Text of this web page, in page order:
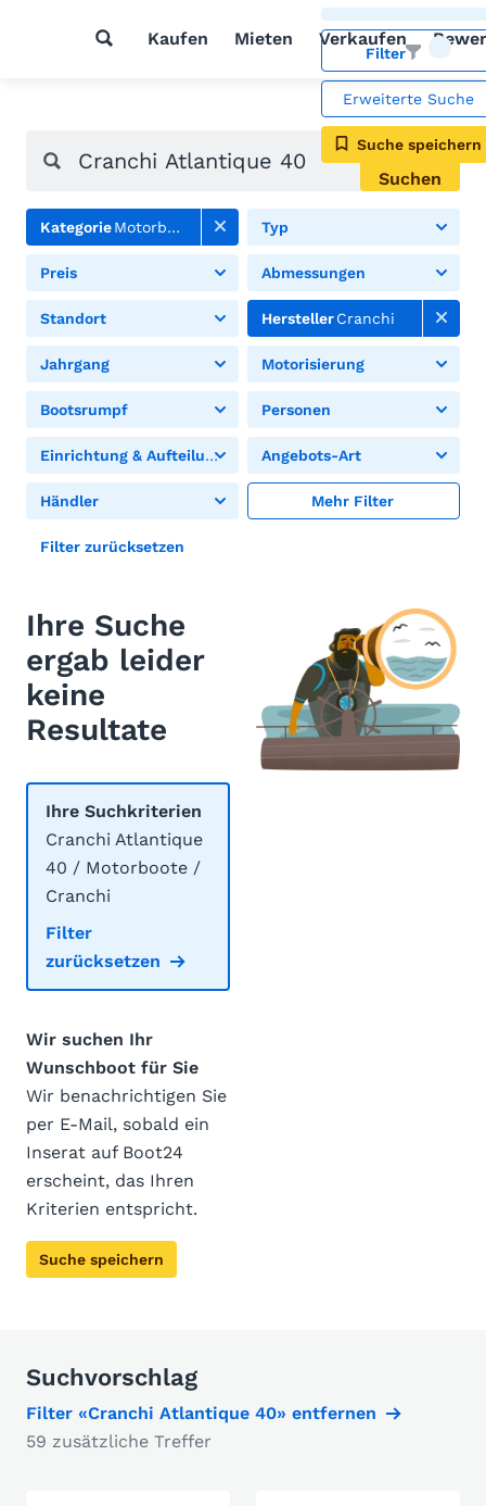
Kaufen Mieten Verkaufen
Filter
Erweiterte Suche
Suche speichern
Suchen
KategorieMotorboote Typ
Preis Abmessungen
Standort HerstellerCranchi
Jahrgang Motorisierung
Bootsrumpf Personen
Einrichtung & Aufteilung Angebots-Art
Händler Mehr Filter
Filter zurücksetzen
Ihre Suche
ergab leider
keine
Resultate
Ihre Suchkriterien
Cranchi Atlantique
40 / Motorboote /
Cranchi
Filter
zurücksetzen
Wir suchen Ihr
Wunschboot für Sie
Wir benachrichtigen Sie
per E-Mail, sobald ein
Inserat auf Boot24
erscheint, das Ihren
Kriterien entspricht.
Suche speichern
Suchvorschlag
Filter «Cranchi Atlantique 40» entfernen
59 zusätzliche Treffer